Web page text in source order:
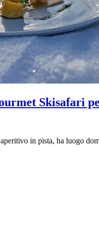
Skisafari
in pista, ha luogo